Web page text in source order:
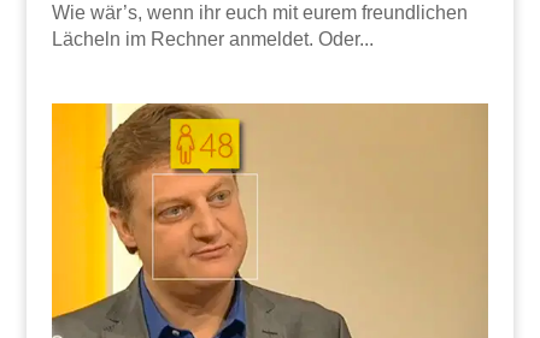
Wie wär’s, wenn ihr euch mit eurem freundlichen
Lächeln im Rechner anmeldet. Oder...